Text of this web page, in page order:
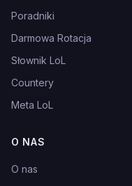
Poradniki
Darmowa Rotacja
Słownik LoL
Countery
Meta LoL
O NAS
O nas